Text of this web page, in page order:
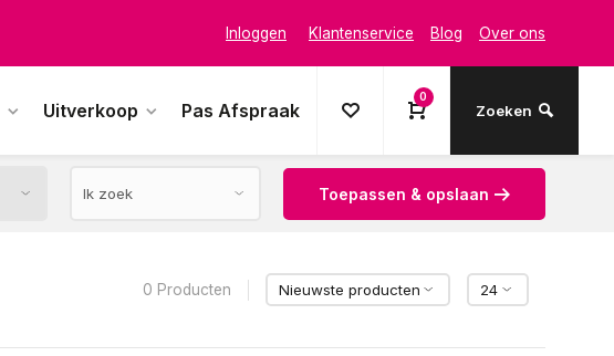
Inloggen Klantenservice Blog Over ons
Uitverkoop Pas Afspraak
0
Zoeken
Toepassen & opslaan
0 Producten